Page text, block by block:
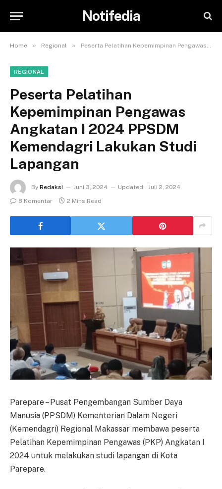
Notifedia
Home » Regional » Peserta Pelatihan Kepemimpinan Pengawas Angkatan I 2024 PPSDM Kemendagri Lakukan Studi Lapangan
REGIONAL
Peserta Pelatihan
Kepemimpinan Pengawas
Angkatan I 2024 PPSDM
Kemendagri Lakukan Studi
Lapangan
By Redaksi Juni 3, 2024 Updated: Juli 2, 2024
8 Komentar
2 Mins Read
Parepare – Pusat Pengembangan Sumber Daya
Manusia (PPSDM) Kementerian Dalam Negeri
(Kemendagri) Regional Makassar membawa peserta
Pelatihan Kepemimpinan Pengawas (PKP) Angkatan I
2024 untuk melakukan studi lapangan di Kota
Parepare.